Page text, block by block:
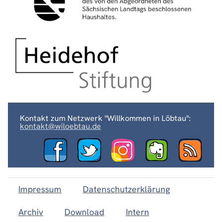
Kontakt zum Netzwerk "Willkommen in Löbtau":
kontakt@wiloebtau.de
Impressum
Datenschutzerklärung
Archiv
Download Intern